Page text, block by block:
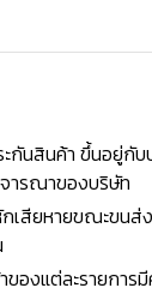
กันสินค้า ขึ้นอยู่กับ
ารณาของบริษัท
เสียหายขณะขนส่
ของแต่ละรายการ